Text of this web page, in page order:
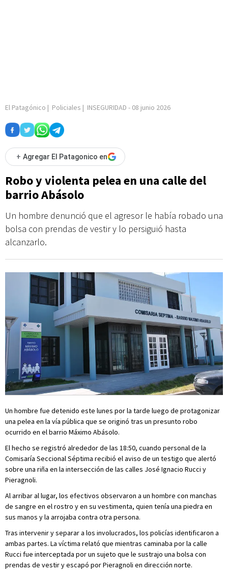
El Patagónico | Policiales | INSEGURIDAD - 08 junio 2026
+ Agregar El Patagonico en
Robo y violenta pelea en una calle del
barrio Abásolo
Un hombre denunció que el agresor le había robado una
bolsa con prendas de vestir y lo persiguió hasta
alcanzarlo.
Un hombre fue detenido este lunes por la tarde luego de protagonizar
una pelea en la vía pública que se originó tras un presunto robo
ocurrido en el barrio Máximo Abásolo.
El hecho se registró alrededor de las 18:50, cuando personal de la
Comisaría Seccional Séptima recibió el aviso de un testigo que alertó
sobre una riña en la intersección de las calles José Ignacio Rucci y
Pieragnoli.
Al arribar al lugar, los efectivos observaron a un hombre con manchas
de sangre en el rostro y en su vestimenta, quien tenía una piedra en
sus manos y la arrojaba contra otra persona.
Tras intervenir y separar a los involucrados, los policías identificaron a
ambas partes. La víctima relató que mientras caminaba por la calle
Rucci fue interceptada por un sujeto que le sustrajo una bolsa con
prendas de vestir y escapó por Pieragnoli en dirección norte.